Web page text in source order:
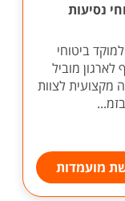
נסיעות
ביטוחי
מוביל
מקצועית לצוות
מועמדות